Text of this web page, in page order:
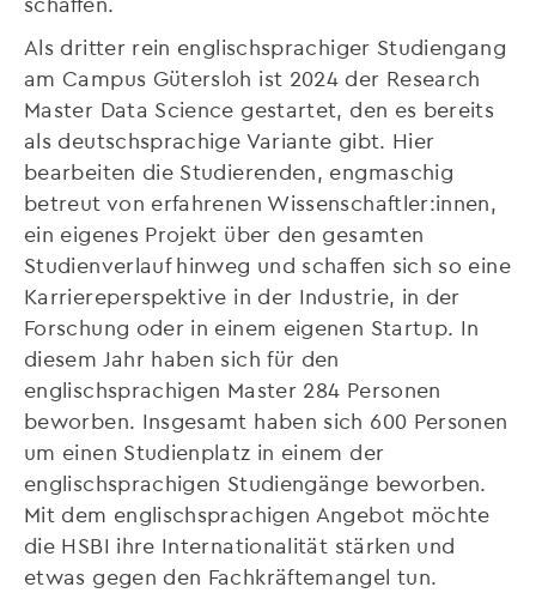
Als dritter rein englischsprachiger Studiengang
am Campus Gütersloh ist 2024 der Research
Master Data Science gestartet, den es bereits
als deutschsprachige Variante gibt. Hier
bearbeiten die Studierenden, engmaschig
betreut von erfahrenen Wissenschaftler:innen,
ein eigenes Projekt über den gesamten
Studienverlauf hinweg und schaffen sich so eine
Karriereperspektive in der Industrie, in der
Forschung oder in einem eigenen Startup. In
diesem Jahr haben sich für den
englischsprachigen Master 284 Personen
beworben. Insgesamt haben sich 600 Personen
um einen Studienplatz in einem der
englischsprachigen Studiengänge beworben.
Mit dem englischsprachigen Angebot möchte
die HSBI ihre Internationalität stärken und
etwas gegen den Fachkräftemangel tun.